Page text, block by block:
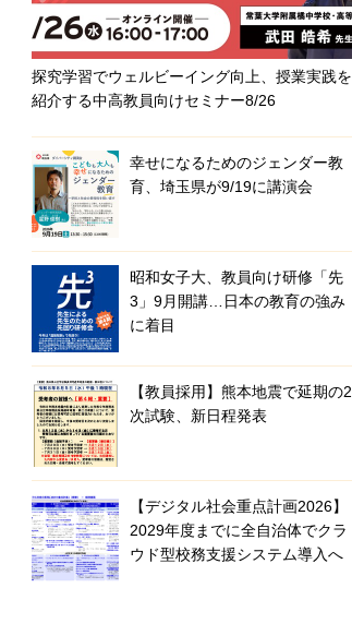
探究学習でウェルビーイング向上、授業実践を
紹介する中高教員向けセミナー8/26
幸せになるためのジェンダー教
育、埼玉県が9/19に講演会
昭和女子大、教員向け研修「先
3」9月開講…日本の教育の強み
に着目
【教員採用】熊本地震で延期の2
次試験、新日程発表
【デジタル社会重点計画2026】
2029年度までに全自治体でクラ
ウド型校務支援システム導入へ